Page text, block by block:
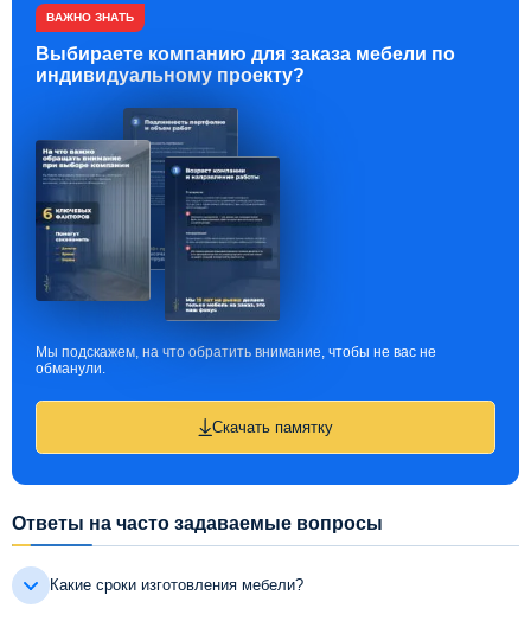
ВАЖНО ЗНАТЬ
Выбираете компанию для заказа мебели по
индивидуальному проекту?
Мы подскажем, на что обратить внимание, чтобы не вас не
обманули.
Скачать памятку
Ответы на часто задаваемые вопросы
Какие сроки изготовления мебели?